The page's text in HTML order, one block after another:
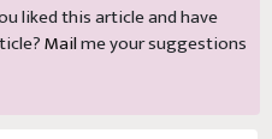
liked this article and have
Mailme your suggestions